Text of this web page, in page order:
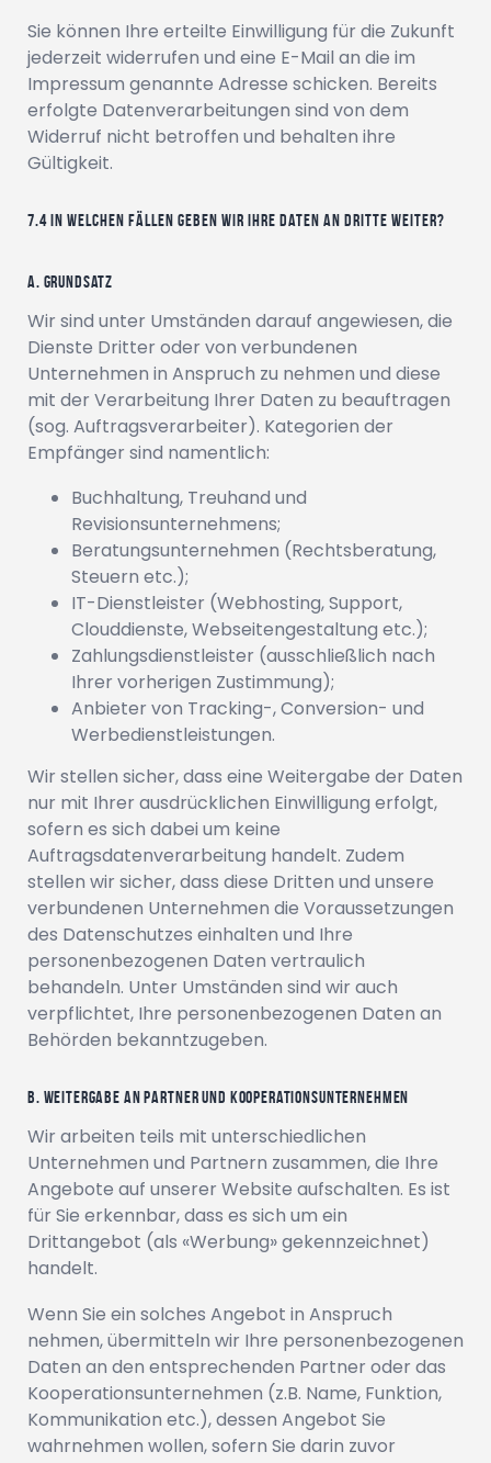
Sie können Ihre erteilte Einwilligung für die Zukunft
jederzeit widerrufen und eine E-Mail an die im
Impressum genannte Adresse schicken. Bereits
erfolgte Datenverarbeitungen sind von dem
Widerruf nicht betroffen und behalten ihre
Gültigkeit.
In welchen Fällen geben wir Ihre Daten an Dritte weiter?
a. Grundsatz
Wir sind unter Umständen darauf angewiesen, die
Dienste Dritter oder von verbundenen
Unternehmen in Anspruch zu nehmen und diese
mit der Verarbeitung Ihrer Daten zu beauftragen
(sog. Auftragsverarbeiter). Kategorien der
Empfänger sind namentlich:
Buchhaltung, Treuhand und
Revisionsunternehmens;
Beratungsunternehmen (Rechtsberatung,
Steuern etc.);
IT-Dienstleister (Webhosting, Support,
Clouddienste, Webseitengestaltung etc.);
Zahlungsdienstleister (ausschließlich nach
Ihrer vorherigen Zustimmung);
Anbieter von Tracking-, Conversion- und
Werbedienstleistungen.
Wir stellen sicher, dass eine Weitergabe der Daten
nur mit Ihrer ausdrücklichen Einwilligung erfolgt,
sofern es sich dabei um keine
Auftragsdatenverarbeitung handelt. Zudem
stellen wir sicher, dass diese Dritten und unsere
verbundenen Unternehmen die Voraussetzungen
des Datenschutzes einhalten und Ihre
personenbezogenen Daten vertraulich
behandeln. Unter Umständen sind wir auch
verpflichtet, Ihre personenbezogenen Daten an
Behörden bekanntzugeben.
b. Weitergabe an Partner und Kooperationsunternehmen
Wir arbeiten teils mit unterschiedlichen
Unternehmen und Partnern zusammen, die Ihre
Angebote auf unserer Website aufschalten. Es ist
für Sie erkennbar, dass es sich um ein
Drittangebot (als «Werbung» gekennzeichnet)
handelt.
Wenn Sie ein solches Angebot in Anspruch
nehmen, übermitteln wir Ihre personenbezogenen
Daten an den entsprechenden Partner oder das
Kooperationsunternehmen (z.B. Name, Funktion,
Kommunikation etc.), dessen Angebot Sie
wahrnehmen wollen, sofern Sie darin zuvor